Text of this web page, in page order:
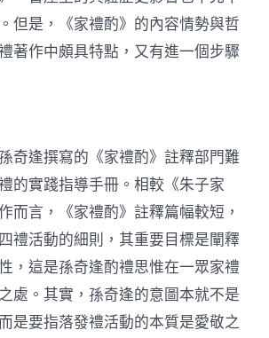
但是，《家禮酌》的內容情勢與哲
著作中頗具特點，又有進一個步驟
奇逢撰寫的《家禮酌》註釋部門難
的實踐指導手冊。相較《朱子家
而言，《家禮酌》註釋篇幅較短，
禮活動的細則，其重要目標是闡釋
，這是孫奇逢酌禮思惟在一眾家禮
處。其實，孫奇逢的意圖本就不是
是要指落發禮活動的本質是愛敬之